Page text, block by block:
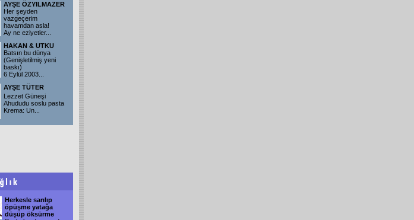
AYŞE ÖZYILMAZER
Her şeyden
vazgeçerim
havamdan asla!
Ay ne eziyetler...
HAKAN & UTKU
Batsın bu dünya
(Genişletilmiş yeni
baskı)
6 Eylül 2003
AYŞE TÜTER
Lezzet Güneşi
Ahududu soslu pasta
Krema: Un
Herkesle sarılıp
öpüşme yatağa
düşüp öksürme